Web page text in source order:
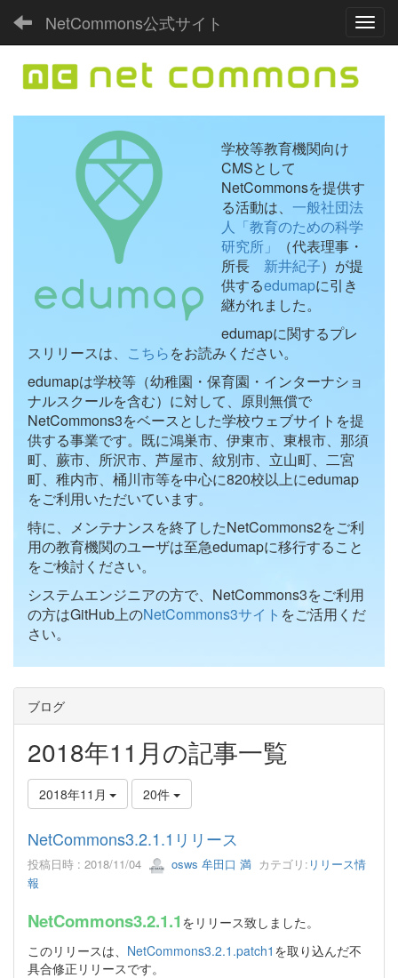
NetCommons公式サイト
学校等教育機関向け
CMSとして
NetCommonsを提供す
る活動は、 一般社団法
人「教育のための科学
研究所」
（代表理事・
所長 新井紀子）が提
供するedumapに引き
継がれました。
edumapに関するプレ
スリリースは、 こちらをお読みください。
edumapは学校等（幼稚園・保育園・インターナショ
ナルスクールを含む）に対して、原則無償で
NetCommons3をベースとした学校ウェブサイトを提
供する事業です。既に鴻巣市、伊東市、東根市、那須
町、蕨市、所沢市、芦屋市、紋別市、立山町、二宮
町、稚内市、桶川市等を中心に820校以上にedumap
をご利用いただいています。
特に、メンテナンスを終了したNetCommons2をご利
用の教育機関のユーザは至急edumapに移行すること
をご検討ください。
システムエンジニアの方で、NetCommons3をご利用
の方はGitHub上のNetCommons3サイト をご活用くだ
さい。
ブログ
2018年11月の記事一覧
2018年11月 20件
NetCommons3.2.1.1リリース
投稿日時 : 2018/11/04 osws 牟田口 満 カテゴリ: リリース情
報
NetCommons3.2.1.1 をリリース致しました。
このリリースは、 NetCommons3.2.1.patch1 を取り込んだ不
具合修正リリースです。